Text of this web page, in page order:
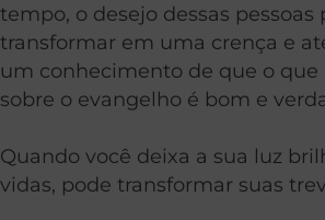
tempo, o desejo dessas pessoas
transformar em uma crença e
um conhecimento de que o que
sobre o evangelho é bom e
Quando você deixa a sua luz
vidas, pode transformar suas